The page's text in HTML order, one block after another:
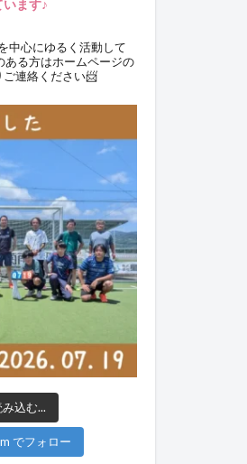
ます♪
中心にゆるく活動して
ある方はホームページの
連絡ください📨
込む...
でフォロー